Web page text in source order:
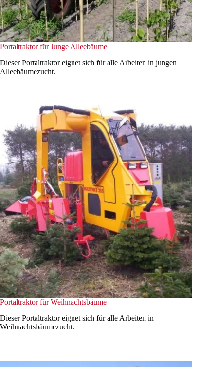
Portaltraktor für Junge Alleebäume
Dieser Portaltraktor eignet sich für alle Arbeiten in jungen
Alleebäumezucht.
Portaltraktor für Weihnachtsbäume
Dieser Portaltraktor eignet sich für alle Arbeiten in
Weihnachtsbäumezucht.